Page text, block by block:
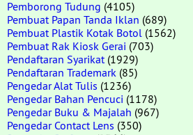
Pemborong Tudung (4105)
Pembuat Papan Tanda Iklan (689)
Pembuat Plastik Kotak Botol (1562)
Pembuat Rak Kiosk Gerai (703)
Pendaftaran Syarikat (1929)
Pendaftaran Trademark (85)
Pengedar Alat Tulis (1236)
Pengedar Bahan Pencuci (1178)
Pengedar Buku & Majalah (967)
Pengedar Contact Lens (350)